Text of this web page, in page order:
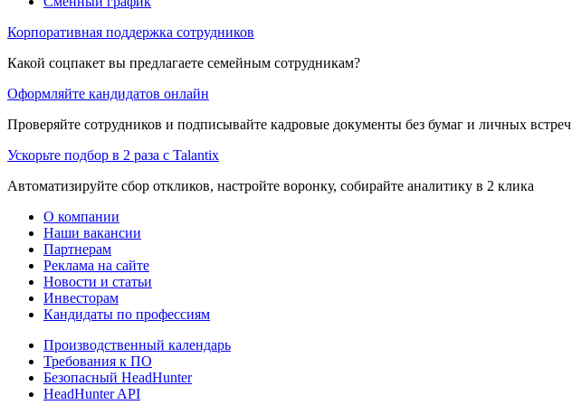
Корпоративная поддержка сотрудников
Какой соцпакет вы предлагаете семейным сотрудникам?
Оформляйте кандидатов онлайн
Проверяйте сотрудников и подписывайте кадровые документы без бумаг и личных встреч
Ускорьте подбор в 2 раза с Talantix
Автоматизируйте сбор откликов, настройте воронку, собирайте аналитику в 2 клика
О компании
Наши вакансии
Партнерам
Реклама на сайте
Новости и статьи
Инвесторам
Кандидаты по профессиям
Производственный календарь
Требования к ПО
Безопасный HeadHunter
HeadHunter API